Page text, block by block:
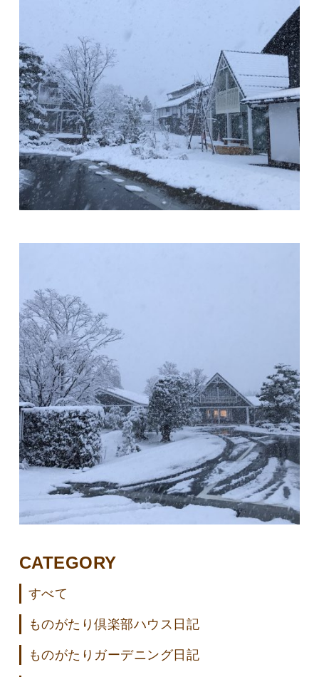
CATEGORY
すべて
ものがたり倶楽部ハウス日記
ものがたりガーデニング日記